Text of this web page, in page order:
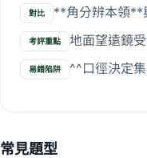
對比 **角分辨本領**
考評重點 地面望遠鏡
易錯陷阱 ^^口徑決定
常見題型